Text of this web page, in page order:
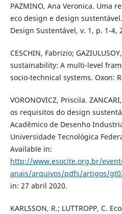
PAZMINO, Ana Veronica. Uma
eco design e design
Design Sustentável, v. 1, p. 1-4,
CESCHIN, Fabrizio;
sustainability: A multi-level
socio-technical systems. Oxon:
VORONOVICZ, Priscila.
os requisitos do design
Acadêmico de Desenho
Universidade Tecnológica
Available in:
http://www.esocite.org.br/
anais/arquivos/pdfs/artigos/
in: 27 abril 2020.
KARLSSON, R.; LUTTROPP, C.